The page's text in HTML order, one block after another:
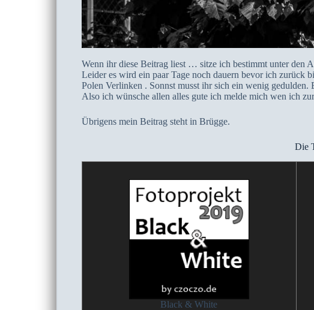
Wenn ihr diese Beitrag liest … sitze ich bestimmt unter den
Leider es wird ein paar Tage noch dauern bevor ich zurück
Polen Verlinken . Sonnst musst ihr sich ein wenig
Also ich wünsche allen alles gute ich melde mich wen ich
Übrigens mein Beitrag steht in Brügge.
Die
Black & White